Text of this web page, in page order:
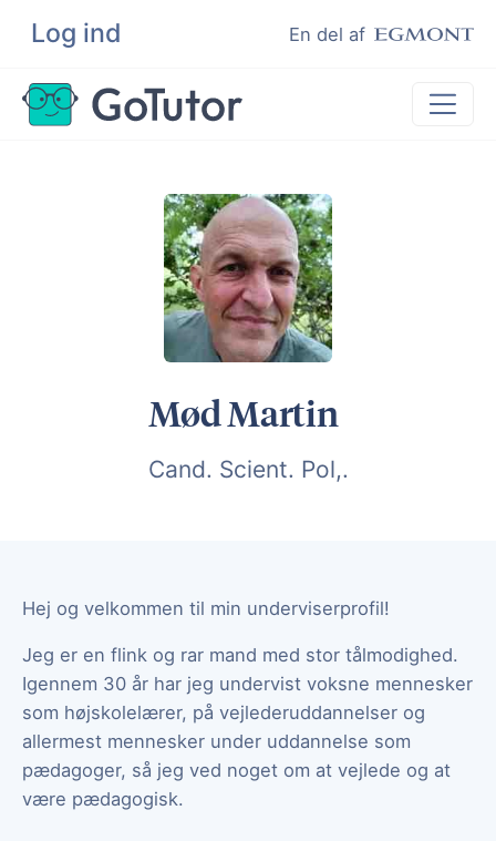
Log ind En del af
Søg
Lektiehjælp
Eksamenshjælp
Hjælp til ordblinde
Kundeudtalelser
Undervisere
Mød Martin
Cand. Scient. Pol,.
Hej og velkommen til min underviserprofil!
Jeg er en flink og rar mand med stor tålmodighed.
Igennem 30 år har jeg undervist voksne mennesker
som højskolelærer, på vejlederuddannelser og
allermest mennesker under uddannelse som
pædagoger, så jeg ved noget om at vejlede og at
være pædagogisk.